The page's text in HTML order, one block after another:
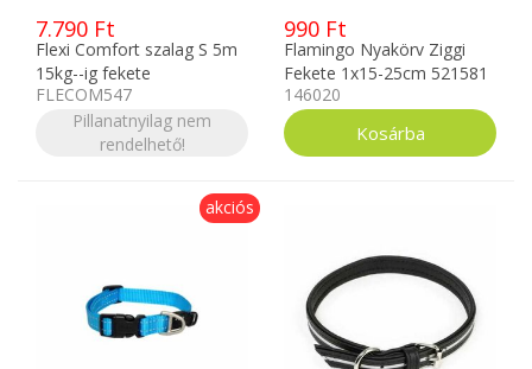
7.790 Ft
Flexi Comfort szalag S 5m
15kg--ig fekete
FLECOM547
Pillanatnyilag nem
rendelhető!
990 Ft
Flamingo Nyakörv Ziggi
Fekete 1x15-25cm 521581
146020
akciós